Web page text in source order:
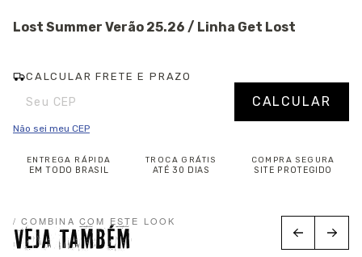
Lost Summer Verão 25.26 / Linha Get Lost
CALCULAR FRETE E PRAZO
Entregas para o CEP: Alterar CEP
CALCULAR
Não sei meu CEP
ENTREGA RÁPIDA
EM TODO BRASIL
TROCA GRÁTIS
ATÉ 30 DIAS
COMPRA SEGURA
SITE PROTEGIDO
/ COMBINA COM ESTE LOOK
VEJA TAMBÉM